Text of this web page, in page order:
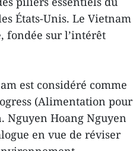
États-Unis. Le Vietnam
fondée sur l’intérêt
est considéré comme
(Alimentation pour
Nguyen Hoang Nguyen
en vue de réviser